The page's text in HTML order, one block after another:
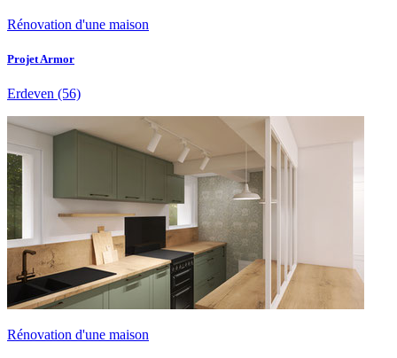
Rénovation d'une maison
Projet Armor
Erdeven (56)
Rénovation d'une maison